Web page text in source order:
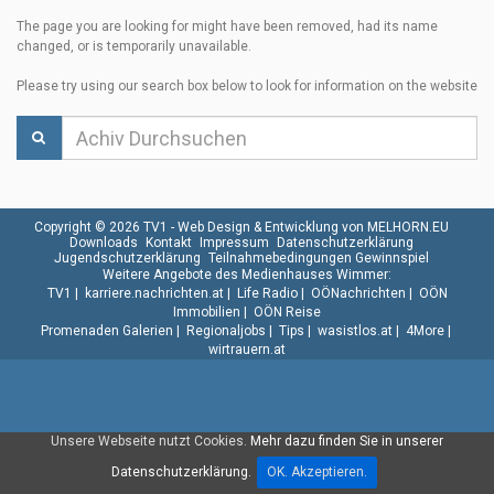
The page you are looking for might have been removed, had its name
changed, or is temporarily unavailable.
Please try using our search box below to look for information on the website
Unsere Webseite nutzt Cookies. Mehr dazu finden Sie in unserer
Datenschutzerklärung.
OK. Akzeptieren.
Copyright © 2026 TV1 - Web Design & Entwicklung von MELHORN.EU
Downloads
Kontakt Impressum
Datenschutzerklärung
Jugendschutzerklärung Teilnahmebedingungen Gewinnspiel
Weitere Angebote des Medienhauses Wimmer:
TV1
karriere.nachrichten.at| Life Radio| OÖNachrichten
OÖN
Immobilien
OÖN Reise
Promenaden Galerien
Regionaljobs Tips wasistlos.at| 4More|
wirtrauern.at